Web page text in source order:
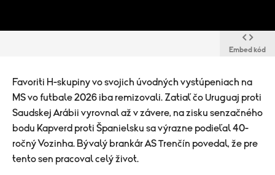
Embed kód
Favoriti H-skupiny vo svojich úvodných vystúpeniach na
MS vo futbale 2026 iba remizovali. Zatiaľ čo Uruguaj proti
Saudskej Arábii vyrovnal až v závere, na zisku senzačného
bodu Kapverd proti Španielsku sa výrazne podieľal 40-
ročný Vozinha. Bývalý brankár AS Trenčín povedal, že pre
tento sen pracoval celý život.